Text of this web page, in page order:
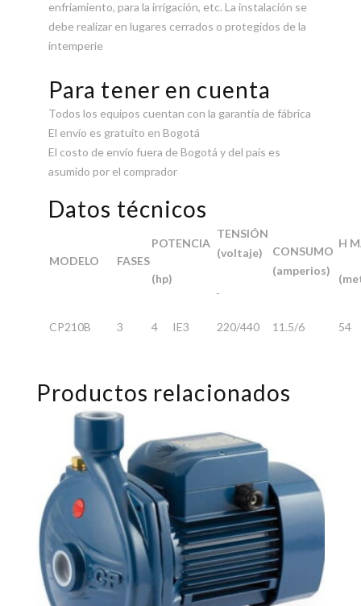
enfriamiento, para la irrigación, etc. La instalación se
debe realizar en lugares cerrados o protegidos de la
intemperie
Para tener en cuenta
Todos los equipos cuentan con la garantía de fábrica
El envío es gratuito en Bogotá
El costo de envío fuera de Bogotá y del país es
asumido por el comprador
Datos técnicos
MODELO FASES
POTENCIA
(hp)
TENSIÓN
(voltaje)
CONSUMO
(amperios)
H
CP210B 3 4 IE3 220/440 11.5/6 54
Productos relacionados